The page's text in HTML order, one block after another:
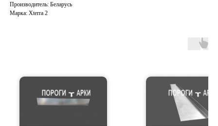
Производитель: Беларусь
Марка: Xterra 2